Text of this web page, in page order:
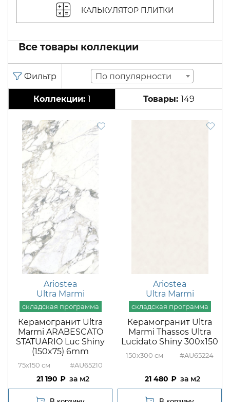
КАЛЬКУЛЯТОР ПЛИТКИ
Все товары коллекции
По популярности
1 149
Ariostea
Ultra Marmi
Керамогранит Ultra
Marmi ARABESCATO
STATUARIO Luc Shiny
(150x75) 6mm
75x150 #AU65210
21 190 м2
Ariostea
Ultra Marmi
Керамогранит Ultra
Marmi Thassos Ultra
Lucidato Shiny 300x150
150x300 #AU65224
21 480 м2